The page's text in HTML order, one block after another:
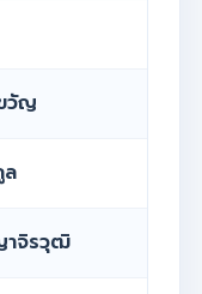
วัญ
ล
จิรวุฒิ